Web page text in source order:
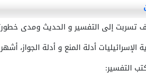
تسربت إلى التفسير و الحديث ومدى
الإسرائيليات أدلة المنع و أدلة الجواز،
التفسير: